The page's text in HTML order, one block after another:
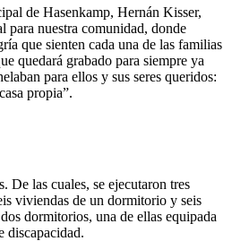
de Hasenkamp, Hernán Kisser,
para nuestra comunidad, donde
que sienten cada una de las familias
quedará grabado para siempre ya
para ellos y sus seres queridos:
propia”.
De las cuales, se ejecutaron tres
viviendas de un dormitorio y seis
dormitorios, una de ellas equipada
discapacidad.